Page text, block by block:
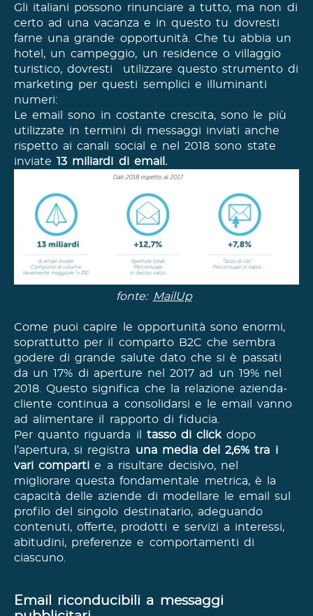
Gli italiani possono rinunciare a tutto, ma non di
certo ad una vacanza e in questo tu dovresti
farne una grande opportunità. Che tu abbia un
hotel, un campeggio, un residence o villaggio
turistico, dovresti utilizzare questo strumento di
marketing per questi semplici e illuminanti
numeri:
Le email sono in costante crescita, sono le più
utilizzate in termini di messaggi inviati anche
rispetto ai canali social e nel 2018 sono state
inviate13 miliardi di email.
fonte: MailUp
Come puoi capire le opportunità sono enormi,
soprattutto per il comparto B2C che sembra
godere di grande salute dato che si è passati
da un 17% di aperture nel 2017 ad un 19% nel
2018. Questo significa che la relazione azienda-
cliente continua a consolidarsi e le email vanno
ad alimentare il rapporto di fiducia.
Per quanto riguarda il tasso di click dopo
l’apertura, si registra una media del 2,6% tra i
vari comparti e a risultare decisivo, nel
migliorare questa fondamentale metrica, è la
capacità delle aziende di modellare le email sul
profilo del singolo destinatario, adeguando
contenuti, offerte, prodotti e servizi a interessi,
abitudini, preferenze e comportamenti di
ciascuno.
Email riconducibili a messaggi